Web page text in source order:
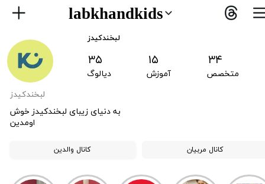
labkhandkids
لبخندکیدز
لبخندکیدز
متخصص آموزش دیالوگ
۳۴ ۱۵ ۳۵
به دنیای زیبای لبخندکیدز خوش
اومدین
کانال مربیان کانال والدین